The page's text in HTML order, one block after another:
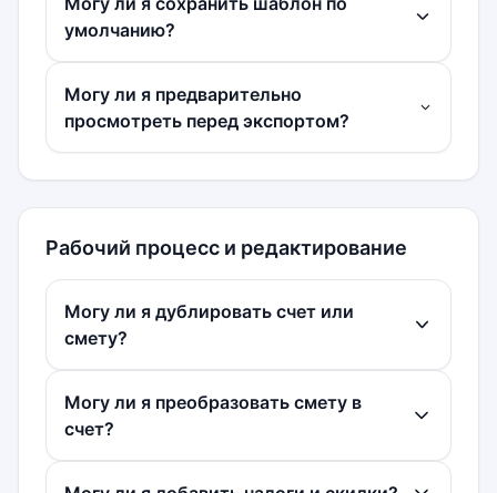
умолчанию?
Могу ли я предварительно
просмотреть перед экспортом?
Рабочий процесс и редактирование
Могу ли я дублировать счет или
смету?
Могу ли я преобразовать смету в
счет?